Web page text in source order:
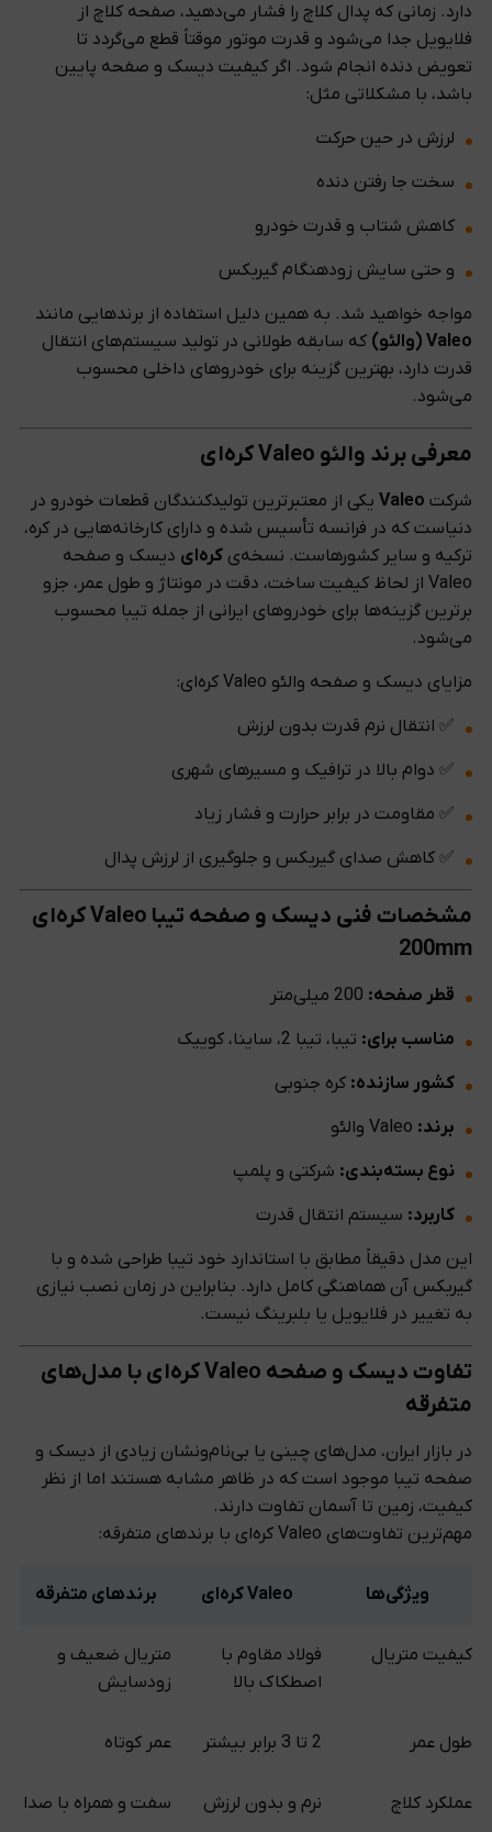
دارد. زمانی که پدال کلاچ را فشار می‌دهید، صفحه کلاچ از
فلایویل جدا می‌شود و قدرت موتور موقتاً قطع می‌گردد تا
تعویض دنده انجام شود. اگر کیفیت دیسک و صفحه پایین
باشد، با مشکلاتی مثل:
لرزش در حین حرکت
سخت جا رفتن دنده
کاهش شتاب و قدرت خودرو
و حتی سایش زودهنگام گیربکس
مواجه خواهید شد. به همین دلیل استفاده از برندهایی مانند
Valeo (والئو)
که سابقه طولانی در تولید سیستم‌های انتقال
قدرت دارد، بهترین گزینه برای خودروهای داخلی محسوب
می‌شود.
معرفی برند والئو Valeo کره‌ای
شرکت Valeoیکی از معتبرترین تولیدکنندگان قطعات خودرو در
دنیاست که در فرانسه تأسیس شده و دارای کارخانه‌هایی در کره،
ترکیه و سایر کشورهاست. نسخه‌ی کره‌ای دیسک و صفحه
Valeo از لحاظ کیفیت ساخت، دقت در مونتاژ و طول عمر، جزو
برترین گزینه‌ها برای خودروهای ایرانی از جمله تیبا محسوب
می‌شود.
مزایای دیسک و صفحه والئو Valeo کره‌ای:
✅ انتقال نرم قدرت بدون لرزش
✅ دوام بالا در ترافیک و مسیرهای شهری
✅ مقاومت در برابر حرارت و فشار زیاد
✅ کاهش صدای گیربکس و جلوگیری از لرزش پدال
مشخصات فنی دیسک و صفحه تیبا Valeo کره‌ای
200mm
قطر صفحه:
مناسب برای: تیبا، تیبا 2، ساینا، کوییک
کشور سازنده: کره جنوبی
برند:
نوع بسته‌بندی: شرکتی و پلمپ
کاربرد: سیستم انتقال قدرت
این مدل دقیقاً مطابق با استاندارد خود تیبا طراحی شده و با
گیربکس آن هماهنگی کامل دارد. بنابراین در زمان نصب نیازی
به تغییر در فلایویل یا بلبرینگ نیست.
تفاوت دیسک و صفحه Valeo کره‌ای با مدل‌های
متفرقه
در بازار ایران، مدل‌های چینی یا بی‌نام‌ونشان زیادی از دیسک و
صفحه تیبا موجود است که در ظاهر مشابه هستند اما از نظر
کیفیت، زمین تا آسمان تفاوت دارند.
مهم‌ترین تفاوت‌های Valeo کره‌ای با برندهای متفرقه:
ویژگی‌ها Valeo کره‌ای برندهای متفرقه
کیفیت متریال
فولاد مقاوم با
اصطکاک بالا
متریال ضعیف و
زودسایش
طول عمر 2 تا 3 برابر بیشتر عمر کوتاه
عملکرد کلاچ نرم و بدون لرزش سفت و همراه با صدا